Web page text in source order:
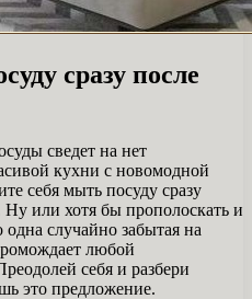
сразу после
сведет на нет
кухни с новомодной
себя мыть посуду сразу
или хотя бы прополоскать и
случайно забытая на
любой
себя и разбери
это предложение.